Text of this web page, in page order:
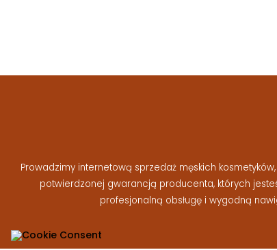
Prowadzimy internetową sprzedaż męskich
potwierdzonej gwarancją producenta, których
profesjonalną obsługę i wygodną